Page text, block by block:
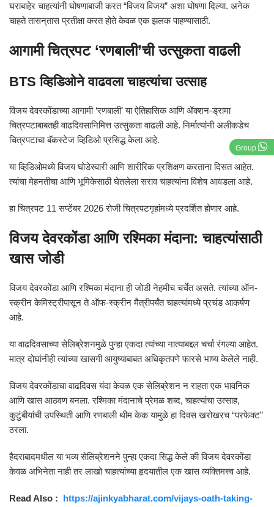
Group
घराबाहेर चाहत्यांनी घोषणाबाजी करत “विजय विजय” अशा घोषणा दिल्या. अनेक
चाहते तासन्‌तास प्रतीक्षा करत होते केवळ एक झलक पाहण्यासाठी.
आगामी चित्रपट ‘रणबाली’ची उत्सुकता वाढली
BTS व्हिडिओने वाढवला चाहत्यांचा उत्साह
विजय देवरकोंडाच्या आगामी ‘रणबाली’ या ऐतिहासिक आणि ॲक्शन-ड्रामा
चित्रपटाबाबतही वाढदिवसानिमित्त उत्सुकता वाढली आहे. निर्मात्यांनी अलीकडेच
चित्रपटाचा बॅकस्टेज व्हिडिओ प्रसिद्ध केला आहे.
या व्हिडिओमध्ये विजय घोडेस्वारी आणि शारीरिक प्रशिक्षण करताना दिसत आहेत.
त्यांचा मेहनतीचा आणि भूमिकेसाठी घेतलेला सराव चाहत्यांना विशेष आवडला आहे.
हा चित्रपट 11 सप्टेंबर 2026 रोजी चित्रपटगृहांमध्ये प्रदर्शित होणार आहे.
विजय देवरकोंडा आणि रश्मिका मंदाना: चाहत्यांसाठी
खास जोडी
विजय देवरकोंडा आणि रश्मिका मंदाना ही जोडी नेहमीच चर्चेत असते. त्यांच्या ऑन-
स्क्रीन केमिस्ट्रीपासून ते ऑफ-स्क्रीन मैत्रीपर्यंत चाहत्यांमध्ये प्रचंड आकर्षण
आहे.
या वाढदिवसाच्या सेलिब्रेशनमुळे पुन्हा एकदा त्यांच्या नात्याबद्दल चर्चा रंगल्या आहेत.
मात्र दोघांनीही त्यांच्या खासगी आयुष्याबाबत अधिकृतपणे फारसे भाष्य केलेले नाही.
विजय देवरकोंडाचा वाढदिवस यंदा केवळ एक सेलिब्रेशन न राहता एक भावनिक
आणि खास आठवण बनला. रश्मिका मंदानाचे प्रेमळ शब्द, चाहत्यांचा उत्साह,
कुटुंबीयांची उपस्थिती आणि रणबाली थीम केक यामुळे हा दिवस खरोखरच “परफेक्ट”
ठरला.
हैदराबादमधील या भव्य सेलिब्रेशनने पुन्हा एकदा सिद्ध केले की विजय देवरकोंडा
केवळ अभिनेता नाही तर लाखो चाहत्यांच्या हृदयातील एक खास व्यक्तिमत्त्व आहे.
Read Also : https://ajinkyabharat.com/vijays-oath-taking-